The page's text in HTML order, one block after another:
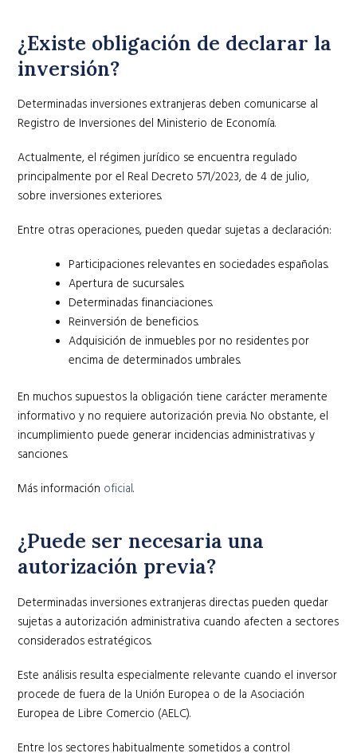
¿Existe obligación de declarar la
inversión?
Determinadas inversiones extranjeras deben comunicarse al
Registro de Inversiones del Ministerio de Economía.
Actualmente, el régimen jurídico se encuentra regulado
principalmente por el Real Decreto 571/2023, de 4 de julio,
sobre inversiones exteriores.
Entre otras operaciones, pueden quedar sujetas a declaración:
Participaciones relevantes en sociedades españolas.
Apertura de sucursales.
Determinadas financiaciones.
Reinversión de beneficios.
Adquisición de inmuebles por no residentes por
encima de determinados umbrales.
En muchos supuestos la obligación tiene carácter meramente
informativo y no requiere autorización previa. No obstante, el
incumplimiento puede generar incidencias administrativas y
sanciones.
Más información oficial.
¿Puede ser necesaria una
autorización previa?
Determinadas inversiones extranjeras directas pueden quedar
sujetas a autorización administrativa cuando afecten a sectores
considerados estratégicos.
Este análisis resulta especialmente relevante cuando el inversor
procede de fuera de la Unión Europea o de la Asociación
Europea de Libre Comercio (AELC).
Entre los sectores habitualmente sometidos a control